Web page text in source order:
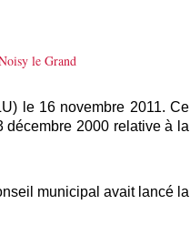
le 16 novembre 2011. Ce
2000 relative à la
municipal avait lancé la